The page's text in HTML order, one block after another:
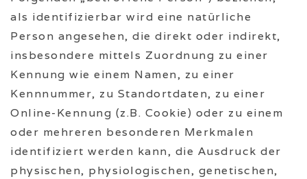
als identifizierbar wird eine natürliche
Person angesehen, die direkt oder indirekt,
insbesondere mittels Zuordnung zu einer
Kennung wie einem Namen, zu einer
Kennnummer, zu Standortdaten, zu einer
Online-Kennung (z.B. Cookie) oder zu einem
oder mehreren besonderen Merkmalen
identifiziert werden kann, die Ausdruck der
physischen, physiologischen, genetischen,